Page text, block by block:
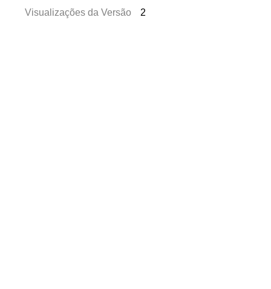
Visualizações da Versão
2